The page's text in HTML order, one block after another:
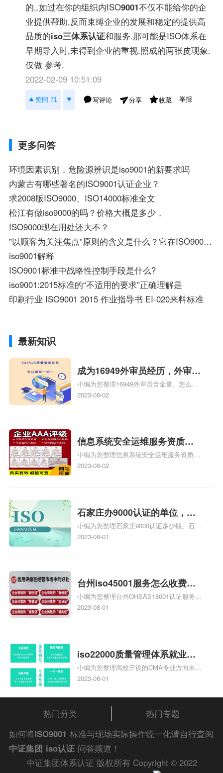
的,.如过在你的组织内ISO9001不仅不能给你的企
业提供帮助,反而束缚企业的发展和稳定的提供高
品质的iso三体系认证和服务.那可能是ISO体系在
早期导入时,未得到企业的重视.照成的两张皮现象.
仅做 参考.
2022-02-09 10:51:09
赞同 71 写评论 分享 收藏 举报
更多问答
环境因素识别，危险源辨识是iso9001的新要求吗
内蒙古有哪些著名的ISO9001认证企业？
求2008版ISO9000、ISO14000标准全文
松江有做iso9000的吗？价格大概是多少，
ISO9000现在用处还大不？
"以顾客为关注焦点”原则的含义是什么？它在ISO9001标准是如何体现的？
iso9001解释
ISO9001标准中战略性控制手段是什么?
iso9001:2015标准的“不适用的要求”正确理解是
印刷行业 ISO9001 2015 作业指导书 EI-020来料标准
最新知识
成为16949外审员经历，外审员
16949
小编为您整理16949外审员含金量、怎么才
能成为注册的TS16949:2009的外审员、我
2023-08-02
信息系统安全运维服务资质二
级费用，信息系统安全运维服
务资质二级
小编为您整理信息系统安全运维服务资质认
证证书机构有哪些、安全运维服务资质的费
体系认证知识，详情可查看下方正文！
2023-08-02
石家庄办9000认证的单位，石
家庄9000认证的公司
小编为您整理石家庄9000认证多少钱、石家
庄9000认证价格多少钱、石家庄9000认证
2023-08-01
台州iso45001服务怎么收费，
台州iso45001认证服务怎么收
费
小编为您整理台州OHSAS18001认证服务中
心哪家收费便宜、台州ISO9000认证，哪个
标准是什么相关iso体系认证知识，详情可
查看下方正文！
2023-08-01
iso22000质量管理体系就业方
向，质量管理与认证就业方向
小编为您整理高校开设的CMA专业方向未来
就业前景及就业方向如何、cma就业方向有
和cma未来就业方向、大学生考完cma，就
哪些就业方向相关iso体系认证知识，详情
可查看下方正文！
2023-08-01
热门分类
热门专题
如何将ISO9001 标准与现场实际操作统一化请自行查阅
中证集团 iso认证 问答频道！
中证集团体系认证 版权所有 Copyright © 2022